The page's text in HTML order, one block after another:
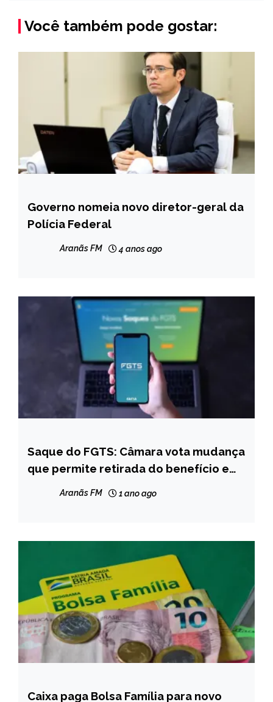
Você também pode gostar:
BRASIL
NOTÍCIAS
Governo nomeia novo diretor-geral da
Polícia Federal
Aranãs FM 4 anos ago
BRASIL
NOTÍCIAS
Saque do FGTS: Câmara vota mudança
que permite retirada do benefício em
Aranãs FM 1 ano ago
BRASIL
Caixa paga Bolsa Família para novo